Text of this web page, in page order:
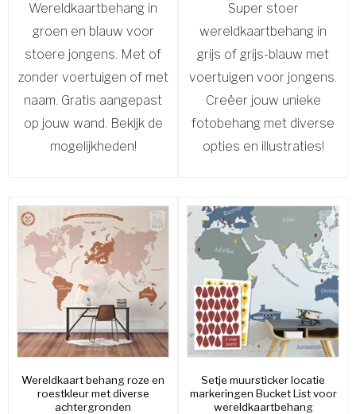
Wereldkaartbehang in
groen en blauw voor
stoere jongens. Met of
zonder voertuigen of met
naam. Gratis aangepast
op jouw wand. Bekijk de
mogelijkheden!
Super stoer
wereldkaartbehang in
grijs of grijs-blauw met
voertuigen voor jongens.
Creëer jouw unieke
fotobehang met diverse
opties en illustraties!
Wereldkaart behang roze en
roestkleur met diverse
achtergronden
Setje muursticker locatie
markeringen Bucket List voor
wereldkaartbehang